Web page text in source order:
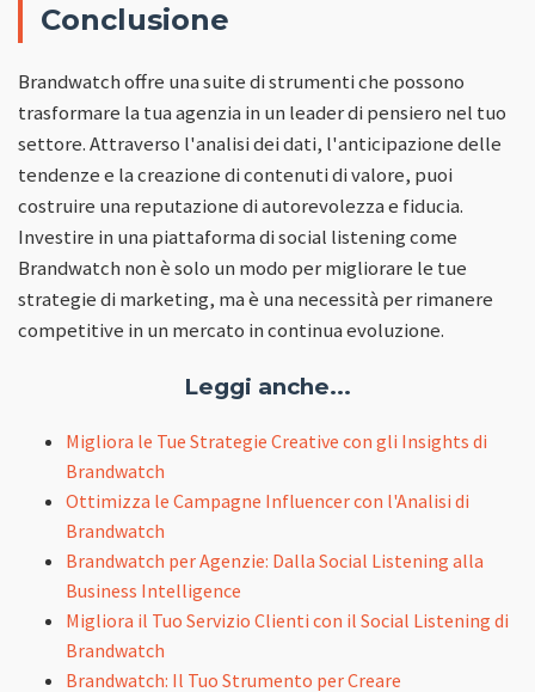
Conclusione
Brandwatch offre una suite di strumenti che possono
trasformare la tua agenzia in un leader di pensiero nel tuo
settore. Attraverso l'analisi dei dati, l'anticipazione delle
tendenze e la creazione di contenuti di valore, puoi
costruire una reputazione di autorevolezza e fiducia.
Investire in una piattaforma di social listening come
Brandwatch non è solo un modo per migliorare le tue
strategie di marketing, ma è una necessità per rimanere
competitive in un mercato in continua evoluzione.
Leggi anche...
Migliora le Tue Strategie Creative con gli Insights di
Brandwatch
Ottimizza le Campagne Influencer con l'Analisi di
Brandwatch
Brandwatch per Agenzie: Dalla Social Listening alla
Business Intelligence
Migliora il Tuo Servizio Clienti con il Social Listening di
Brandwatch
Brandwatch: Il Tuo Strumento per Creare